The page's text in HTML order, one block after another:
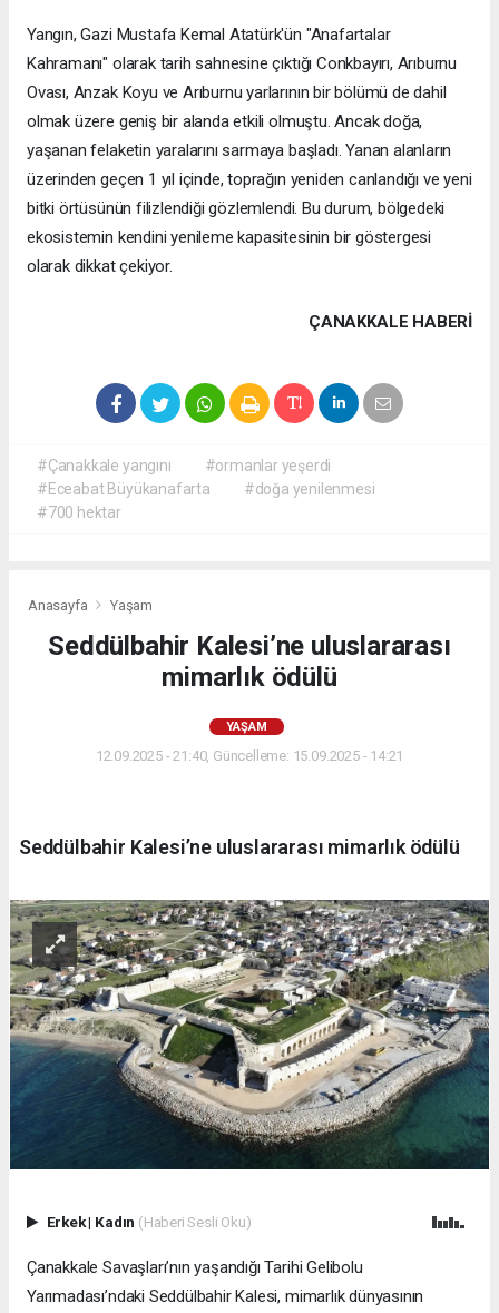
Yangın, Gazi Mustafa Kemal Atatürk'ün "Anafartalar
Kahramanı" olarak tarih sahnesine çıktığı Conkbayırı, Arıburnu
Ovası, Anzak Koyu ve Arıburnu yarlarının bir bölümü de dahil
olmak üzere geniş bir alanda etkili olmuştu. Ancak doğa,
yaşanan felaketin yaralarını sarmaya başladı. Yanan alanların
üzerinden geçen 1 yıl içinde, toprağın yeniden canlandığı ve yeni
bitki örtüsünün filizlendiği gözlemlendi. Bu durum, bölgedeki
ekosistemin kendini yenileme kapasitesinin bir göstergesi
olarak dikkat çekiyor.
ÇANAKKALE HABERİ
#Çanakkale yangını
#ormanlar yeşerdi
#Eceabat Büyükanafarta
#doğa yenilenmesi
#700 hektar
Anasayfa Yaşam
Seddülbahir Kalesi’ne uluslararası
mimarlık ödülü
YAŞAM
12.09.2025 - 21:40, Güncelleme: 15.09.2025 - 14:21
Seddülbahir Kalesi’ne uluslararası mimarlık ödülü
Erkek| Kadın (Haberi Sesli Oku)
Çanakkale Savaşları’nın yaşandığı Tarihi Gelibolu
Yarımadası’ndaki Seddülbahir Kalesi, mimarlık dünyasının